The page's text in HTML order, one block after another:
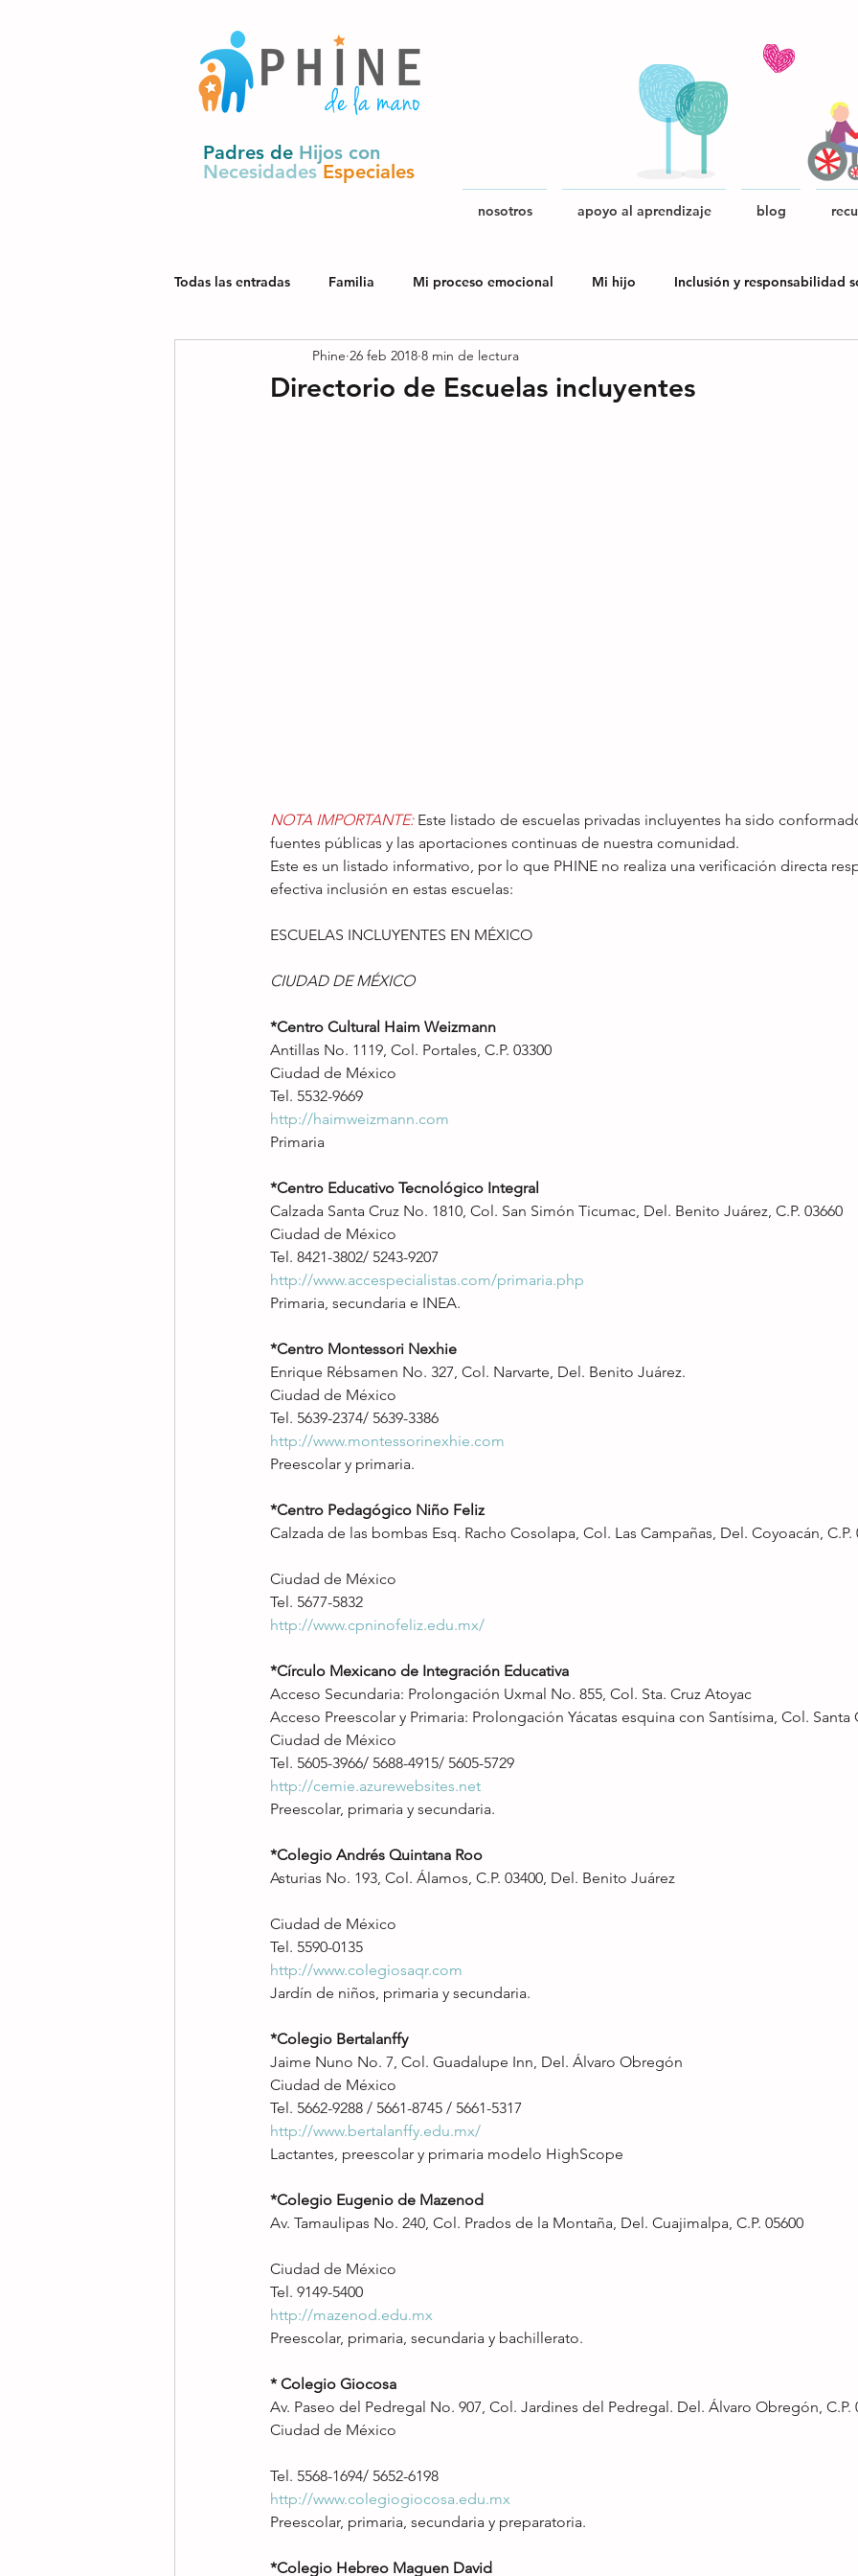
Padres de Hijos con
NecesidadesEspeciales
nosotros apoyo al aprendizaje blog
Todas las entradas Familia Mi proceso emocional Mi hijo Inclusión y responsabilidad
Derechos y política pública
Directorio de Escuelas incluyentes
Phine 26 feb 2018 8 min de lectura
NOTA IMPORTANTE: Este listado de escuelas privadas incluyentes ha sido
fuentes públicas y las aportaciones continuas de nuestra comunidad.
Este es un listado informativo, por lo que PHINE no realiza una verificación directa
efectiva inclusión en estas escuelas:
ESCUELAS INCLUYENTES EN MÉXICO
CIUDAD DE MÉXICO
*Centro Cultural Haim Weizmann
Antillas No. 1119, Col. Portales, C.P. 03300
Ciudad de México
Tel. 5532-9669
http://haimweizmann.com
Primaria
*Centro Educativo Tecnológico Integral
Calzada Santa Cruz No. 1810, Col. San Simón Ticumac, Del. Benito Juárez, C.P. 03660
Ciudad de México
Tel. 8421-3802/ 5243-9207
http://www.accespecialistas.com/primaria.php
Primaria, secundaria e INEA.
*Centro Montessori Nexhie
Enrique Rébsamen No. 327, Col. Narvarte, Del. Benito Juárez.
Ciudad de México
Tel. 5639-2374/ 5639-3386
http://www.montessorinexhie.com
Preescolar y primaria.
*Centro Pedagógico Niño Feliz
Calzada de las bombas Esq. Racho Cosolapa, Col. Las Campañas, Del. Coyoacán, C.P.
Ciudad de México
Tel. 5677-5832
http://www.cpninofeliz.edu.mx/
*Círculo Mexicano de Integración Educativa
Acceso Secundaria: Prolongación Uxmal No. 855, Col. Sta. Cruz Atoyac
Acceso Preescolar y Primaria: Prolongación Yácatas esquina con Santísima, Col. Santa
Ciudad de México
Tel. 5605-3966/ 5688-4915/ 5605-5729
http://cemie.azurewebsites.net
Preescolar, primaria y secundaria.
*Colegio Andrés Quintana Roo
Asturias No. 193, Col. Álamos, C.P. 03400, Del. Benito Juárez
Ciudad de México
Tel. 5590-0135
http://www.colegiosaqr.com
Jardín de niños, primaria y secundaria.
*Colegio Bertalanffy
Jaime Nuno No. 7, Col. Guadalupe Inn, Del. Álvaro Obregón
Ciudad de México
Tel. 5662-9288 / 5661-8745 / 5661-5317
http://www.bertalanffy.edu.mx/
Lactantes, preescolar y primaria modelo HighScope
*Colegio Eugenio de Mazenod
Av. Tamaulipas No. 240, Col. Prados de la Montaña, Del. Cuajimalpa, C.P. 05600
Ciudad de México
Tel. 9149-5400
http://mazenod.edu.mx
Preescolar, primaria, secundaria y bachillerato.
* Colegio Giocosa
Av. Paseo del Pedregal No. 907, Col. Jardines del Pedregal. Del. Álvaro Obregón, C.P.
Ciudad de México
Tel. 5568-1694/ 5652-6198
http://www.colegiogiocosa.edu.mx
Preescolar, primaria, secundaria y preparatoria.
*Colegio Hebreo Maguen David